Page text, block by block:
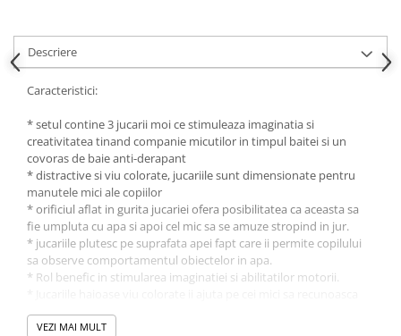
Descriere
Caracteristici:
* setul contine 3 jucarii moi ce stimuleaza imaginatia si
creativitatea tinand companie micutilor in timpul baitei si un
covoras de baie anti-derapant
* distractive si viu colorate, jucariile sunt dimensionate pentru
manutele mici ale copiilor
* orificiul aflat in gurita jucariei ofera posibilitatea ca aceasta sa
fie umpluta cu apa si apoi cel mic sa se amuze stropind in jur.
* jucariile plutesc pe suprafata apei fapt care ii permite copilului
sa observe comportamentul obiectelor in apa.
* Rol benefic in stimularea imaginatiei si abilitatilor motorii.
forme si culori
* Fabricate din materiale sigure si durabile, nontoxice
VEZI MAI MULT